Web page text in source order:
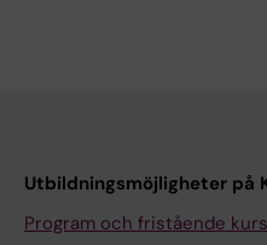
Utbildningsmöjligheter på
Program och fristående